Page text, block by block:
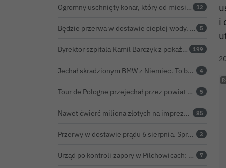
Ogromny uschnięty konar, który od miesięcy zagrażał ludziom w Bolesławcu, wycięty 12
Będzie przerwa w dostawie ciepłej wody. ZEC Bolesławiec zapowiada prace remontowe 5
Dyrektor szpitala Kamil Barczyk z pokaźnym majątkiem 199
Jechał skradzionym BMW z Niemiec. To był dopiero początek problemów 33-latka 4
Tour de Pologne przejechał przez powiat bolesławiecki. Zobacz wideo z Zebrzydowej 5
Nawet ćwierć miliona złotych na imprezę restauratora. BOK nie chce ujawnić kosztów przed Świętem Ceramiki 85
Przerwy w dostawie prądu 6 sierpnia. Sprawdź, czy wyłączenia obejmą Twoją miejscowość 3
Urząd po kontroli zapory w Pilchowicach: 23,47 tony martwych ryb i zawiadomienie do prokuratury 7
i